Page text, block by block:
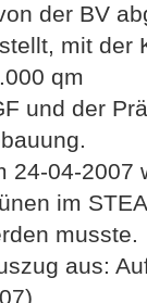
der BV
mit der
qm
und der
24-04-2007
im
musste.
aus: